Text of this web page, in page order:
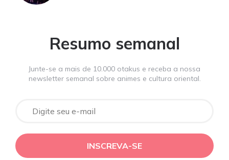
Resumo semanal
Junte-se a mais de 10.000 otakus e receba a nossa
newsletter semanal sobre animes e cultura oriental.